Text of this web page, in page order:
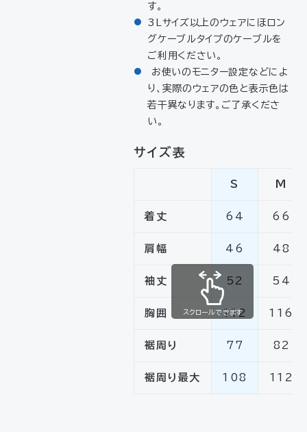
す。
3Lサイズ以上のウェアにほロン
グケーブルタイプのケーブルを
ご利用ください。
お使いのモニター設定などによ
り、実際のウェアの色と表示色は
若干異なります。ご了承くださ
い。
サイズ表
S M
着丈 64 66
肩幅 46 48
袖丈 52 54
胸囲 112 116
裾周り 77 82
裾周り最大 108 112
スクロールできます